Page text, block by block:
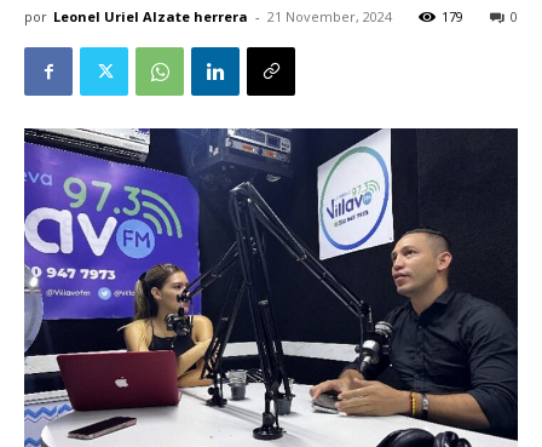
por Leonel Uriel Alzate herrera - 21 November, 2024 0
179